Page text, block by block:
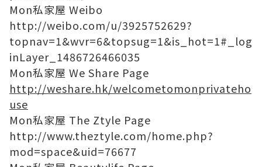
Mon私家屋 Weibo
http://weibo.com/u/3925752629?
topnav=1&wvr=6&topsug=1&is_hot=1#_log
inLayer_1486726466035
Mon私家屋 We Share Page
http://weshare.hk/welcometomonprivateho
use
Mon私家屋 The Ztyle Page
http://www.theztyle.com/home.php?
mod=space&uid=76677